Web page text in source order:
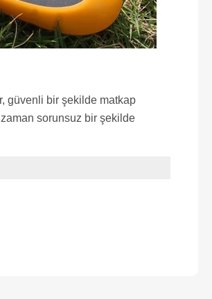
güvenli bir şekilde matkap
zaman sorunsuz bir şekilde